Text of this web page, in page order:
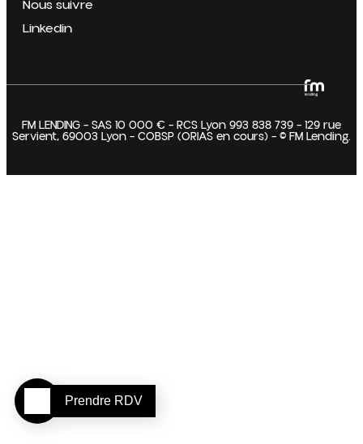
Nous suivre
Linkedin
FM LENDING – SAS 10 000 € – RCS Lyon 993 838 739 – 129 rue
Servient, 69003 Lyon – COBSP (ORIAS en cours) – © FM Lending.
Prendre RDV